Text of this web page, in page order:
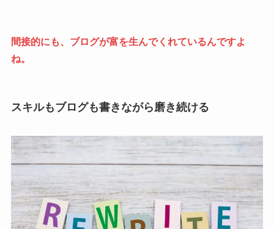
間接的にも、ブログが富を生んでくれているんですよ
ね。
スキルもブログも書きながら磨き続ける